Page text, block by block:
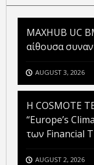
MAXHUB UC
αίθουσα
AUGUST 3, 2026
Η COSMOTE
“Europe’s
των Financial
AUGUST 2, 2026